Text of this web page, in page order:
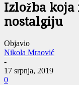
Izložba koja
nostalgiju
Objavio
Nikola Mraović
-
17 srpnja, 2019
0